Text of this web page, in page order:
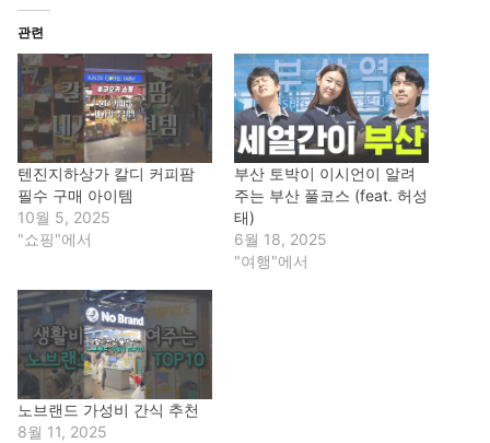
관련
텐진지하상가 칼디 커피팜
필수 구매 아이템
10월 5, 2025
"쇼핑"에서
부산 토박이 이시언이 알려
주는 부산 풀코스 (feat. 허성
태)
6월 18, 2025
"여행"에서
노브랜드 가성비 간식 추천
8월 11, 2025